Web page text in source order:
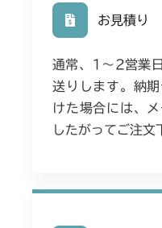
お見積り
通常、1〜2営業
送りします。納
けた場合には、
したがってご注文